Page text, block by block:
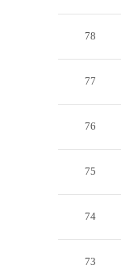
78
77
76
75
74
73